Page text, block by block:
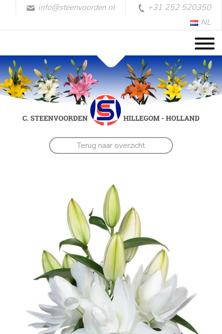
info@steenvoorden.nl
+31 252 520350
NL
Terug naar overzicht